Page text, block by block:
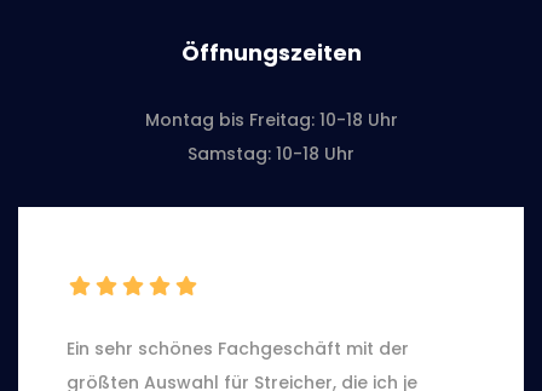
Öffnungszeiten
Montag bis Freitag: 10-18 Uhr
Samstag: 10-18 Uhr
Ein sehr schönes Fachgeschäft mit der
größten Auswahl für Streicher, die ich je